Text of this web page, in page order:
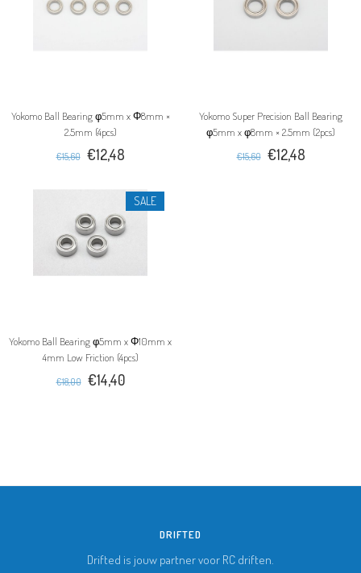
Yokomo Ball Bearing φ5mm x Φ8mm ×
2.5mm (4pcs)
€15,60 €12,48
Yokomo Super Precision Ball Bearing
φ5mm x φ8mm × 2.5mm (2pcs)
€15,60 €12,48
SALE
Yokomo Ball Bearing φ5mm x Φ10mm x
4mm Low Friction (4pcs)
€18,00 €14,40
DRIFTED
Drifted is jouw partner voor RC driften.